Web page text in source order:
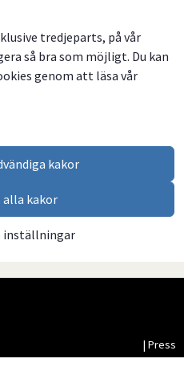
tredjeparts, på vår
så bra som möjligt. Du kan
genom att läsa vår
kakor
alla kakor
inställningar
| Press